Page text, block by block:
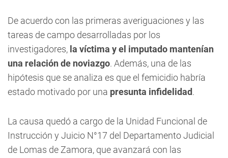
De acuerdo con las primeras averiguaciones y las
tareas de campo desarrolladas por los
investigadores, la víctima y el imputado mantenían
una relación de noviazgo. Además, una de las
hipótesis que se analiza es que el femicidio habría
estado motivado por una presunta infidelidad.
La causa quedó a cargo de la Unidad Funcional de
Instrucción y Juicio N°17 del Departamento Judicial
de Lomas de Zamora, que avanzará con las